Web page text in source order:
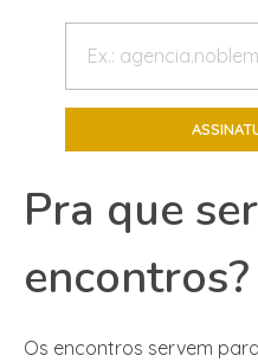
Pra que
encontros?
Os encontros servem